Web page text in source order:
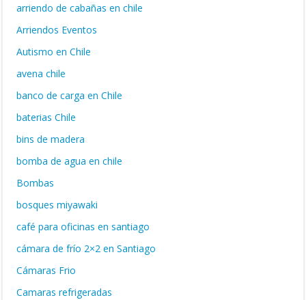
arriendo de cabañas en chile
Arriendos Eventos
Autismo en Chile
avena chile
banco de carga en Chile
baterias Chile
bins de madera
bomba de agua en chile
Bombas
bosques miyawaki
café para oficinas en santiago
cámara de frío 2×2 en Santiago
Cámaras Frio
Camaras refrigeradas